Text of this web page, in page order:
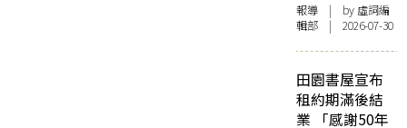
報導 | by 虛詞編
輯部 | 2026-07-30
田園書屋宣布
租約期滿後結
業 「感謝50年